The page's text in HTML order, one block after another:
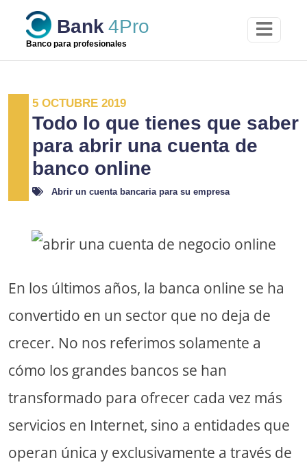
content
Bank 4Pro
Banco para profesionales
5 OCTUBRE 2019
Todo lo que tienes que saber
para abrir una cuenta de
banco online
Abrir un cuenta bancaria para su empresa
En los últimos años, la banca online se ha
convertido en un sector que no deja de
crecer. No nos referimos solamente a
cómo los grandes bancos se han
transformado para ofrecer cada vez más
servicios en Internet, sino a entidades que
operan única y exclusivamente a través de